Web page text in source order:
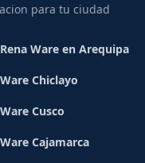
para tu ciudad
Ware en Arequipa
Chiclayo
Cusco
Cajamarca